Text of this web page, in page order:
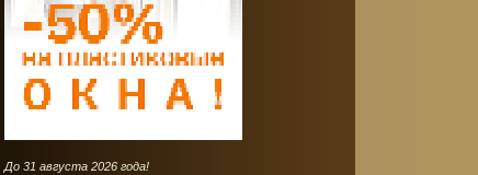
До 31 августа 2026 года!